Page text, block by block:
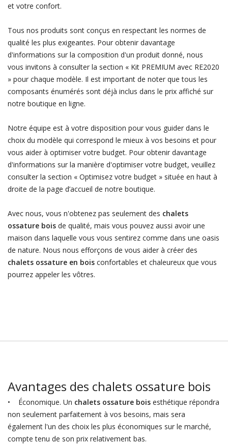
et votre confort.
Tous nos produits sont conçus en respectant les normes de
qualité les plus exigeantes. Pour obtenir davantage
d'informations sur la composition d'un produit donné, nous
vous invitons à consulter la section « Kit PREMIUM avec RE2020
» pour chaque modèle. Il est important de noter que tous les
composants énumérés sont déjà inclus dans le prix affiché sur
notre boutique en ligne.
Notre équipe est à votre disposition pour vous guider dans le
choix du modèle qui correspond le mieux à vos besoins et pour
vous aider à optimiser votre budget. Pour obtenir davantage
d'informations sur la manière d'optimiser votre budget, veuillez
consulter la section « Optimisez votre budget » située en haut à
droite de la page d’accueil de notre boutique.
Avec nous, vous n'obtenez pas seulement des chalets
ossature bois de qualité, mais vous pouvez aussi avoir une
maison dans laquelle vous vous sentirez comme dans une oasis
de nature. Nous nous efforçons de vous aider à créer des
chalets ossature en boisconfortables et chaleureux que vous
pourrez appeler les vôtres.
Avantages des chalets ossature bois
• Économique. Un chalets ossature boisesthétique répondra
non seulement parfaitement à vos besoins, mais sera
également l'un des choix les plus économiques sur le marché,
compte tenu de son prix relativement bas.